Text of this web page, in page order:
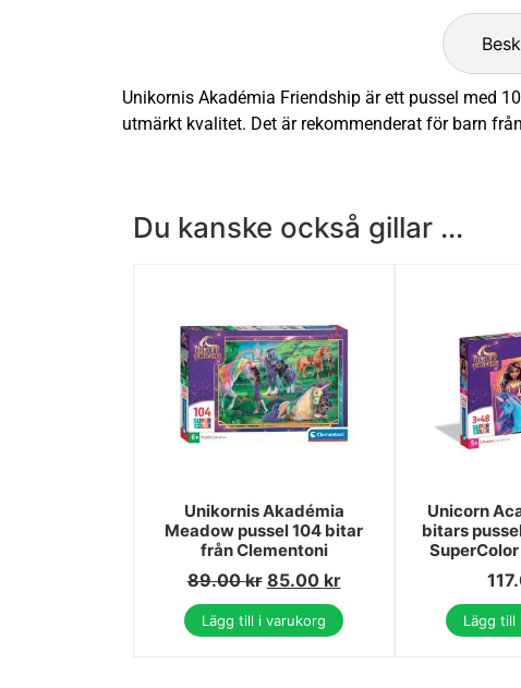
Unikornis Akadémia Friendship är ett pussel med
utmärkt kvalitet. Det är rekommenderat för barn
Du kanske också gillar ...
Unikornis Akadémia
Meadow pussel 104 bitar
från Clementoni
89.00kr 85.00 kr
Lägg till i varukorg
Unicorn
bitars
Lägg till